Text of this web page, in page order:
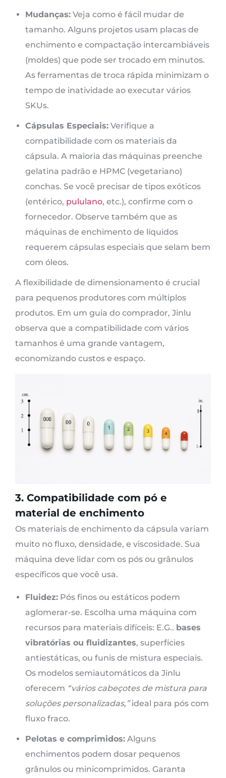
Mudanças: Veja como é fácil mudar de
tamanho. Alguns projetos usam placas de
enchimento e compactação intercambiáveis
(moldes) que pode ser trocado em minutos.
As ferramentas de troca rápida minimizam o
tempo de inatividade ao executar vários
SKUs.
Cápsulas Especiais: Verifique a
compatibilidade com os materiais da
cápsula. A maioria das máquinas preenche
gelatina padrão e HPMC (vegetariano)
conchas. Se você precisar de tipos exóticos
(entérico, pululano, etc.), confirme com o
fornecedor. Observe também que as
máquinas de enchimento de líquidos
requerem cápsulas especiais que selam bem
com óleos.
A flexibilidade de dimensionamento é crucial
para pequenos produtores com múltiplos
produtos. Em um guia do comprador, Jinlu
observa que a compatibilidade com vários
tamanhos é uma grande vantagem,
economizando custos e espaço.
3. Compatibilidade com pó e
material de enchimento
Os materiais de enchimento da cápsula variam
muito no fluxo, densidade, e viscosidade. Sua
máquina deve lidar com os pós ou grânulos
específicos que você usa.
Fluidez: Pós finos ou estáticos podem
aglomerar-se. Escolha uma máquina com
recursos para materiais difíceis: E.G.. bases
vibratórias ou fluidizantes, superfícies
antiestáticas, ou funis de mistura especiais.
Os modelos semiautomáticos da Jinlu
oferecem “vários cabeçotes de mistura para
soluções personalizadas,”ideal para pós com
fluxo fraco.
Pelotas e comprimidos: Alguns
enchimentos podem dosar pequenos
grânulos ou minicomprimidos. Garanta